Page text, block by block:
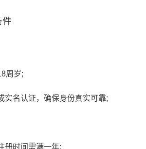
件
周岁;
实名认证，确保身份真实可靠;
册时间需满一年;